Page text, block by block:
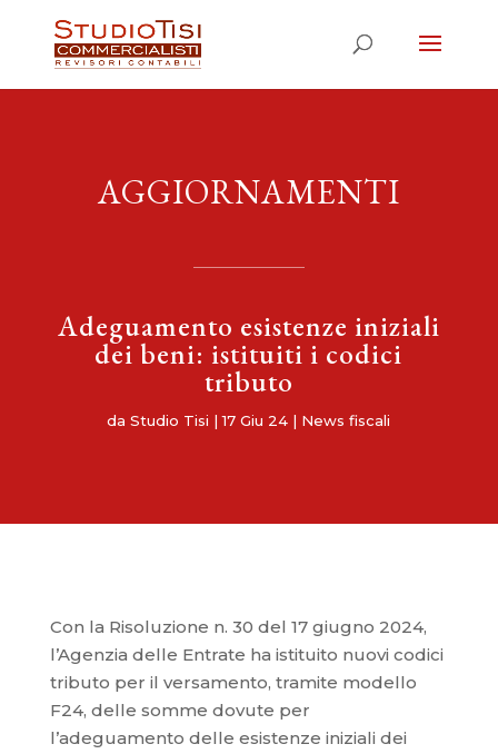
AGGIORNAMENTI
Adeguamento esistenze iniziali
dei beni: istituiti i codici
tributo
daStudio Tisi |17 Giu 24 | News fiscali
Con la Risoluzione n. 30 del 17 giugno 2024,
l’Agenzia delle Entrate ha istituito nuovi codici
tributo per il versamento, tramite modello
F24, delle somme dovute per
l’adeguamento delle esistenze iniziali dei